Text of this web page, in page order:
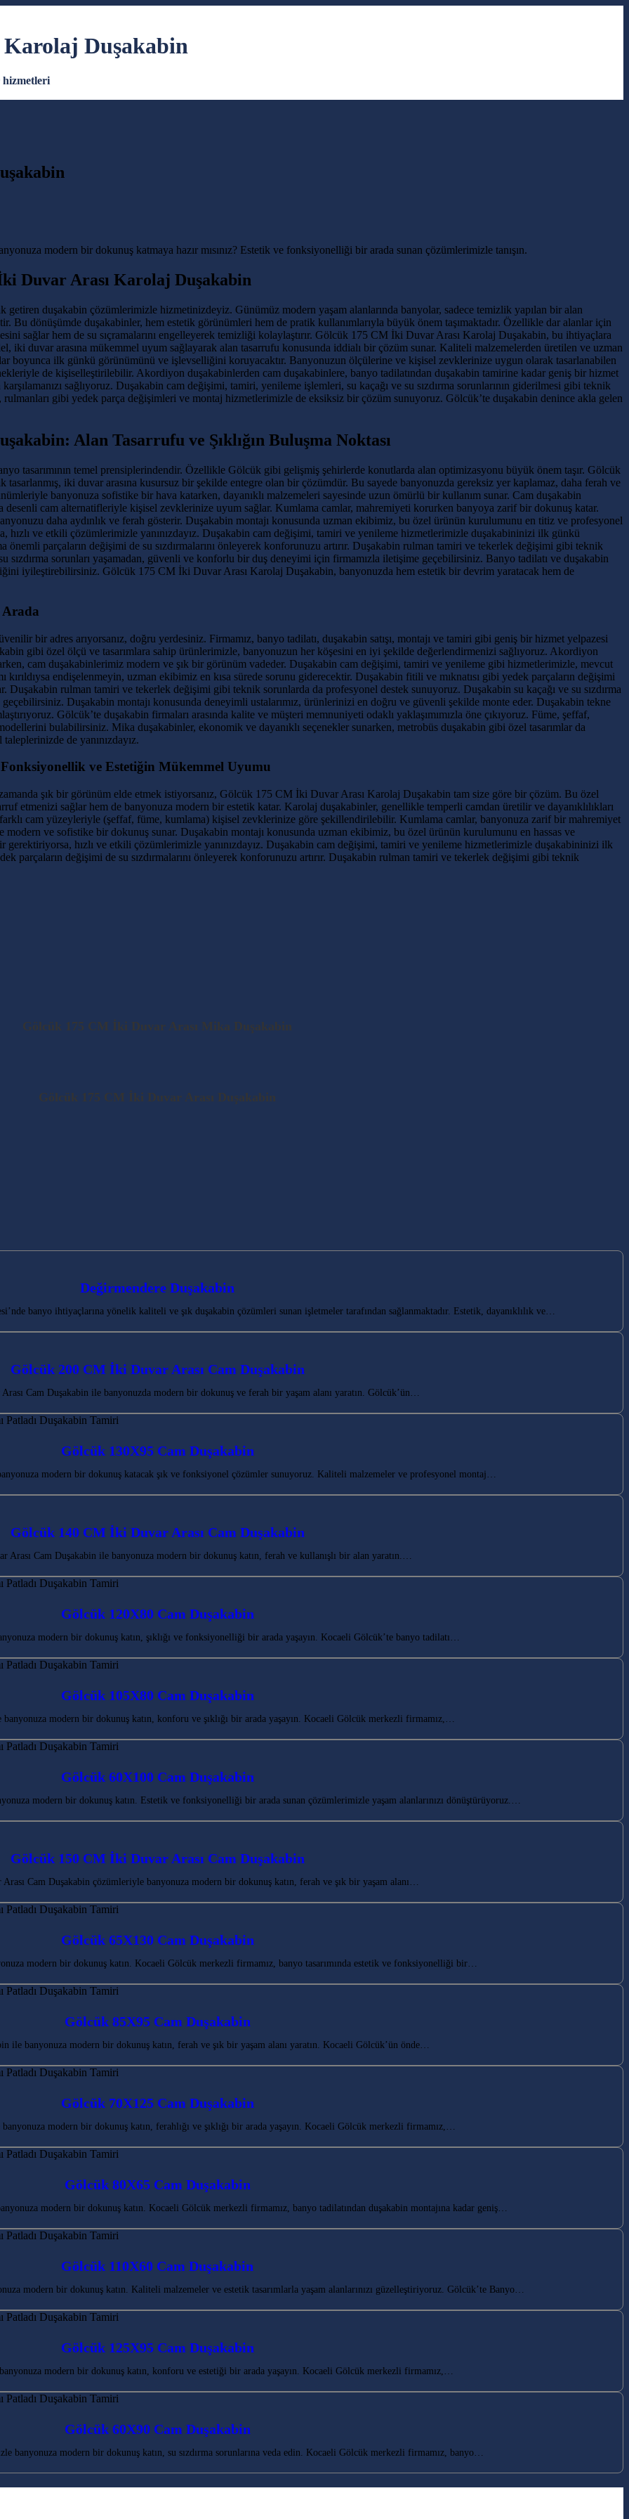
Duşakabin
modern bir dokunuş katmaya hazır mısınız? Estetik ve fonksiyonelliği bir arada sunan çözümlerimizle tanışın.
Duvar Arası Karolaj Duşakabin
duşakabin çözümlerimizle hizmetinizdeyiz. Günümüz modern yaşam alanlarında banyolar, sadece temizlik yapılan bir alan
Bu dönüşümde duşakabinler, hem estetik görünümleri hem de pratik kullanımlarıyla büyük önem taşımaktadır. Özellikle dar alanlar için
sağlar hem de su sıçramalarını engelleyerek temizliği kolaylaştırır. Gölcük 175 CM İki Duvar Arası Karolaj Duşakabin, bu ihtiyaçlara
iki duvar arasına mükemmel uyum sağlayarak alan tasarrufu konusunda iddialı bir çözüm sunar. Kaliteli malzemelerden üretilen ve uzman
boyunca ilk günkü görünümünü ve işlevselliğini koruyacaktır. Banyonuzun ölçülerine ve kişisel zevklerinize uygun olarak tasarlanabilen
de kişiselleştirilebilir. Akordiyon duşakabinlerden cam duşakabinlere, banyo tadilatından duşakabin tamirine kadar geniş bir hizmet
sağlıyoruz. Duşakabin cam değişimi, tamiri, yenileme işlemleri, su kaçağı ve su sızdırma sorunlarının giderilmesi gibi teknik
rulmanları gibi yedek parça değişimleri ve montaj hizmetlerimizle de eksiksiz bir çözüm sunuyoruz. Gölcük’te duşakabin denince akla gelen
Alan Tasarrufu ve Şıklığın Buluşma Noktası
tasarımının temel prensiplerindendir. Özellikle Gölcük gibi gelişmiş şehirlerde konutlarda alan optimizasyonu büyük önem taşır. Gölcük
iki duvar arasına kusursuz bir şekilde entegre olan bir çözümdür. Bu sayede banyonuzda gereksiz yer kaplamaz, daha ferah ve
banyonuza sofistike bir hava katarken, dayanıklı malzemeleri sayesinde uzun ömürlü bir kullanım sunar. Cam duşakabin
desenli cam alternatifleriyle kişisel zevklerinize uyum sağlar. Kumlama camlar, mahremiyeti korurken banyoya zarif bir dokunuş katar.
daha aydınlık ve ferah gösterir. Duşakabin montajı konusunda uzman ekibimiz, bu özel ürünün kurulumunu en titiz ve profesyonel
hızlı ve etkili çözümlerimizle yanınızdayız. Duşakabin cam değişimi, tamiri ve yenileme hizmetlerimizle duşakabininizi ilk günkü
parçaların değişimi de su sızdırmalarını önleyerek konforunuzu artırır. Duşakabin rulman tamiri ve tekerlek değişimi gibi teknik
sızdırma sorunları yaşamadan, güvenli ve konforlu bir duş deneyimi için firmamızla iletişime geçebilirsiniz. Banyo tadilatı ve duşakabin
iyileştirebilirsiniz. Gölcük 175 CM İki Duvar Arası Karolaj Duşakabin, banyonuzda hem estetik bir devrim yaratacak hem de
Arada
bir adres arıyorsanız, doğru yerdesiniz. Firmamız, banyo tadilatı, duşakabin satışı, montajı ve tamiri gibi geniş bir hizmet yelpazesi
gibi özel ölçü ve tasarımlara sahip ürünlerimizle, banyonuzun her köşesini en iyi şekilde değerlendirmenizi sağlıyoruz. Akordiyon
cam duşakabinlerimiz modern ve şık bir görünüm vadeder. Duşakabin cam değişimi, tamiri ve yenileme gibi hizmetlerimizle, mevcut
endişelenmeyin, uzman ekibimiz en kısa sürede sorunu giderecektir. Duşakabin fitili ve mıknatısı gibi yedek parçaların değişimi
Duşakabin rulman tamiri ve tekerlek değişimi gibi teknik sorunlarda da profesyonel destek sunuyoruz. Duşakabin su kaçağı ve su sızdırma
Duşakabin montajı konusunda deneyimli ustalarımız, ürünlerinizi en doğru ve güvenli şekilde monte eder. Duşakabin tekne
Gölcük’te duşakabin firmaları arasında kalite ve müşteri memnuniyeti odaklı yaklaşımımızla öne çıkıyoruz. Füme, şeffaf,
bulabilirsiniz. Mika duşakabinler, ekonomik ve dayanıklı seçenekler sunarken, metrobüs duşakabin gibi özel tasarımlar da
de yanınızdayız.
ve Estetiğin Mükemmel Uyumu
şık bir görünüm elde etmek istiyorsanız, Gölcük 175 CM İki Duvar Arası Karolaj Duşakabin tam size göre bir çözüm. Bu özel
etmenizi sağlar hem de banyonuza modern bir estetik katar. Karolaj duşakabinler, genellikle temperli camdan üretilir ve dayanıklılıkları
cam yüzeyleriyle (şeffaf, füme, kumlama) kişisel zevklerinize göre şekillendirilebilir. Kumlama camlar, banyonuza zarif bir mahremiyet
modern ve sofistike bir dokunuş sunar. Duşakabin montajı konusunda uzman ekibimiz, bu özel ürünün kurulumunu en hassas ve
gerektiriyorsa, hızlı ve etkili çözümlerimizle yanınızdayız. Duşakabin cam değişimi, tamiri ve yenileme hizmetlerimizle duşakabininizi ilk
parçaların değişimi de su sızdırmalarını önleyerek konforunuzu artırır. Duşakabin rulman tamiri ve tekerlek değişimi gibi teknik
Gölcük 175 CM İki Duvar Arası Mika Duşakabin
Gölcük 175 CM İki Duvar Arası Duşakabin
Değirmendere Duşakabin
banyo ihtiyaçlarına yönelik kaliteli ve şık duşakabin çözümleri sunan işletmeler tarafından sağlanmaktadır. Estetik, dayanıklılık ve…
Gölcük 200 CM İki Duvar Arası Cam Duşakabin
Cam Duşakabin ile banyonuzda modern bir dokunuş ve ferah bir yaşam alanı yaratın. Gölcük’ün…
Gölcük 130X95 Cam Duşakabin
modern bir dokunuş katacak şık ve fonksiyonel çözümler sunuyoruz. Kaliteli malzemeler ve profesyonel montaj…
Gölcük 140 CM İki Duvar Arası Cam Duşakabin
Arası Cam Duşakabin ile banyonuza modern bir dokunuş katın, ferah ve kullanışlı bir alan yaratın.…
Gölcük 120X80 Cam Duşakabin
modern bir dokunuş katın, şıklığı ve fonksiyonelliği bir arada yaşayın. Kocaeli Gölcük’te banyo tadilatı…
Gölcük 105X80 Cam Duşakabin
modern bir dokunuş katın, konforu ve şıklığı bir arada yaşayın. Kocaeli Gölcük merkezli firmamız,…
Gölcük 60X100 Cam Duşakabin
modern bir dokunuş katın. Estetik ve fonksiyonelliği bir arada sunan çözümlerimizle yaşam alanlarınızı dönüştürüyoruz.…
Gölcük 150 CM İki Duvar Arası Cam Duşakabin
Cam Duşakabin çözümleriyle banyonuza modern bir dokunuş katın, ferah ve şık bir yaşam alanı…
Gölcük 65X130 Cam Duşakabin
modern bir dokunuş katın. Kocaeli Gölcük merkezli firmamız, banyo tasarımında estetik ve fonksiyonelliği bir…
Gölcük 85X95 Cam Duşakabin
ile banyonuza modern bir dokunuş katın, ferah ve şık bir yaşam alanı yaratın. Kocaeli Gölcük’ün önde…
Gölcük 70X125 Cam Duşakabin
modern bir dokunuş katın, ferahlığı ve şıklığı bir arada yaşayın. Kocaeli Gölcük merkezli firmamız,…
Gölcük 80X65 Cam Duşakabin
modern bir dokunuş katın. Kocaeli Gölcük merkezli firmamız, banyo tadilatından duşakabin montajına kadar geniş…
Gölcük 110X60 Cam Duşakabin
modern bir dokunuş katın. Kaliteli malzemeler ve estetik tasarımlarla yaşam alanlarınızı güzelleştiriyoruz. Gölcük’te Banyo…
Gölcük 125X95 Cam Duşakabin
modern bir dokunuş katın, konforu ve estetiği bir arada yaşayın. Kocaeli Gölcük merkezli firmamız,…
Gölcük 60X90 Cam Duşakabin
banyonuza modern bir dokunuş katın, su sızdırma sorunlarına veda edin. Kocaeli Gölcük merkezli firmamız, banyo…